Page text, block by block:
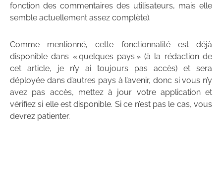
fonction des commentaires des utilisateurs, mais elle
semble actuellement assez complète).
Comme mentionné, cette fonctionnalité est déjà
disponible dans « quelques pays » (à la rédaction de
cet article, je n’y ai toujours pas accès) et sera
déployée dans d’autres pays à l’avenir, donc si vous n’y
avez pas accès, mettez à jour votre application et
vérifiez si elle est disponible. Si ce n’est pas le cas, vous
devrez patienter.